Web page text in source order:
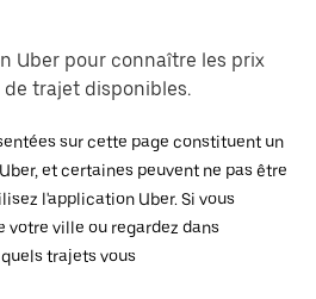
Uber pour connaître les prix
trajet disponibles.
sur cette page constituent un
et certaines peuvent ne pas être
l'application Uber. Si vous
votre ville ou regardez dans
trajets vous